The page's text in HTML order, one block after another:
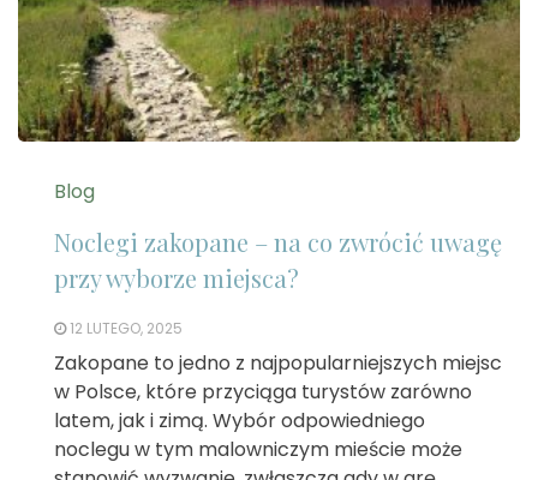
Blog
Noclegi zakopane – na co zwrócić uwagę
przy wyborze miejsca?
12 LUTEGO, 2025
Zakopane to jedno z najpopularniejszych miejsc
w Polsce, które przyciąga turystów zarówno
latem, jak i zimą. Wybór odpowiedniego
noclegu w tym malowniczym mieście może